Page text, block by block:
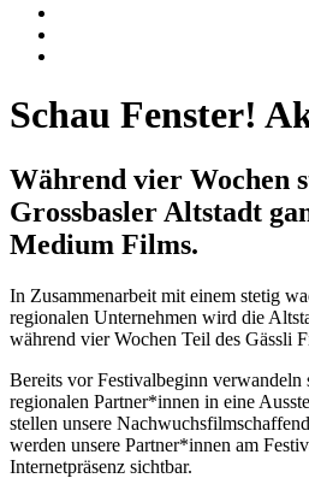
Schau Fenster!
Während vier Wochen
Grossbasler Altstadt
Medium Films.
In Zusammenarbeit mit einem stetig
regionalen Unternehmen wird die
während vier Wochen Teil des Gässli
Bereits vor Festivalbeginn verwandeln
regionalen Partner*innen in eine
stellen unsere
werden unsere Partner*innen am
Internetpräsenz sichtbar.